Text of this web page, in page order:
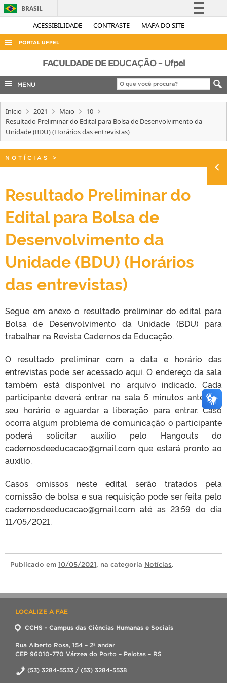
ACESSIBILIDADE CONTRASTE MAPA DO SITE
BRASIL
Simplifique!
Acesso à informação
Legislação
Canais
PORTAL UFPEL
ACESSO À INFORMAÇÃO
AUDITORIA
COBALTO
CONCURSOS
EDITAIS
TELEFONES
FACULDADE DE EDUCAÇÃO – Ufpel
MENU
Início 2021 Maio
10
Resultado Preliminar do Edital para Bolsa de Desenvolvimento da
Unidade (BDU) (Horários das entrevistas)
NOTÍCIAS >
Resultado Preliminar do
Edital para Bolsa de
Desenvolvimento da
Unidade (BDU) (Horários
das entrevistas)
Segue em anexo o resultado preliminar do edital para
Bolsa de Desenvolvimento da Unidade (BDU) para
trabalhar na Revista Cadernos da Educação.
O resultado preliminar com a data e horário das
entrevistas pode ser acessado aqui. O endereço da sala
também está disponível no arquivo indicado. Cada
participante deverá entrar na sala 5 minutos antes do
seu horário e aguardar a liberação para entrar. Caso
ocorra algum problema de comunicação o participante
poderá solicitar auxílio pelo Hangouts do
cadernosdeeducacao@gmail.com que estará pronto ao
auxílio.
Casos omissos neste edital serão tratados pela
comissão de bolsa e sua requisição pode ser feita pelo
cadernosdeeducacao@gmail.com até as 23:59 do dia
11/05/2021.
Publicado em 10/05/2021, na categoria Notícias.
LOCALIZE A FAE
CCHS - Campus das Ciências Humanas e Sociais
Rua Alberto Rosa, 154 – 2º andar
CEP 96010-770 Várzea do Porto – Pelotas – RS
(53) 3284-5533 / (53) 3284-5538